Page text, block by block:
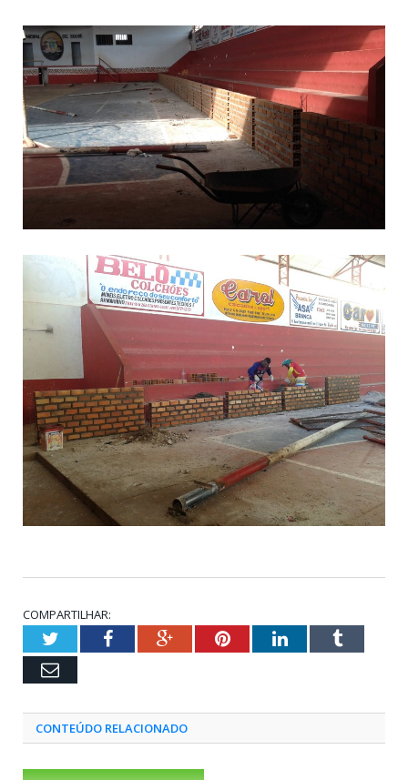
COMPARTILHAR:
TwitterFacebookGoogle+PinterestLinkedInTumblr
Email
CONTEÚDO RELACIONADO